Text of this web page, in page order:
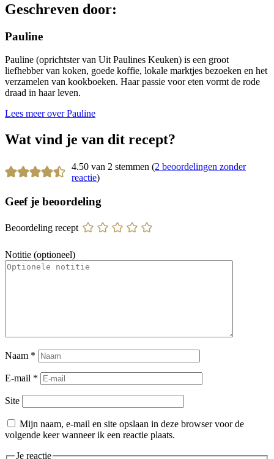
Geschreven door:
Pauline
Pauline (oprichtster van Uit Paulines Keuken) is een groot
liefhebber van koken, goede koffie, lokale marktjes bezoeken en het
verzamelen van kookboeken. Haar passie voor eten vormt de rode
draad in haar leven.
Lees meer over Pauline
Wat vind je van dit recept?
4.50 van 2 stemmen (2 beoordelingen zonder
reactie)
Geef je beoordeling
Beoordeling recept
Notitie (optioneel)
Naam *
E-mail *
Site
Mijn naam, e-mail en site opslaan in deze browser voor de
volgende keer wanneer ik een reactie plaats.
Je reactie